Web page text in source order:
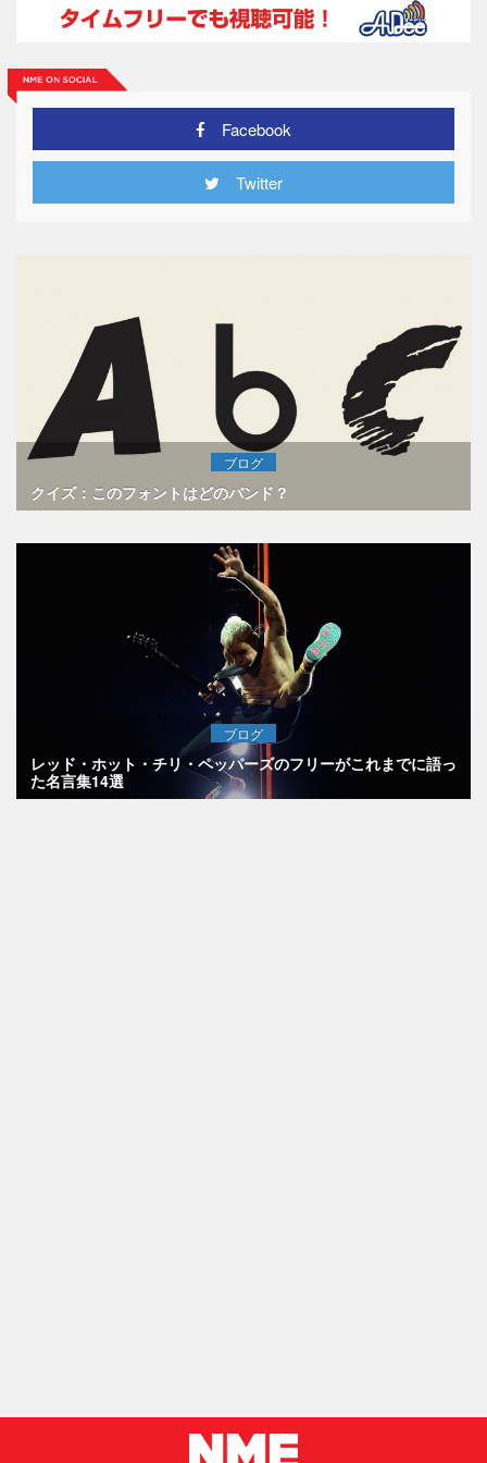
Facebook
Twitter
ブログ
クイズ：このフォントはどのバンド？
ブログ
レッド・ホット・チリ・ペッパーズのフリーがこれまでに語っ
た名言集14選